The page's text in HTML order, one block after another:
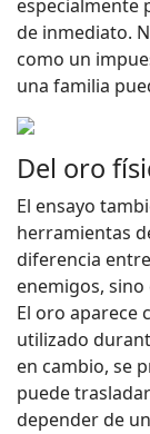
especialmente
de inmediato.
como un
una familia
Del oro
El ensayo
herramientas
diferencia
enemigos,
El oro aparece
utilizado
en cambio, se
puede
depender de